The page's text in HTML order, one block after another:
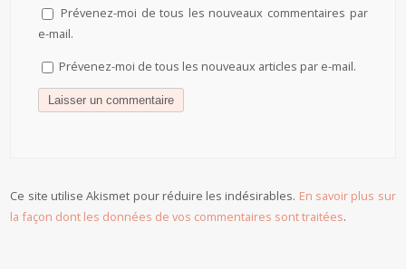
Prévenez-moi de tous les nouveaux commentaires par
e-mail.
Prévenez-moi de tous les nouveaux articles par e-mail.
Ce site utilise Akismet pour réduire les indésirables. En savoir plus sur
la façon dont les données de vos commentaires sont traitées.